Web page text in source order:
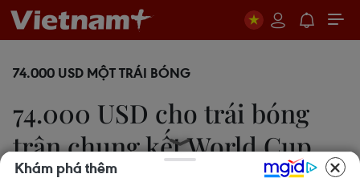
74.000 USD MỘT TRÁI BÓNG
74.000 USD cho trái bóng
trận chung kết World Cup
Khám phá thêm